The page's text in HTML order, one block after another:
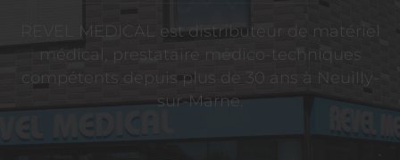
REVEL MEDICAL est distributeur de matériel
médical, prestataire médico-techniques
compétents depuis plus de 30 ans à Neuilly-
sur-Marne.